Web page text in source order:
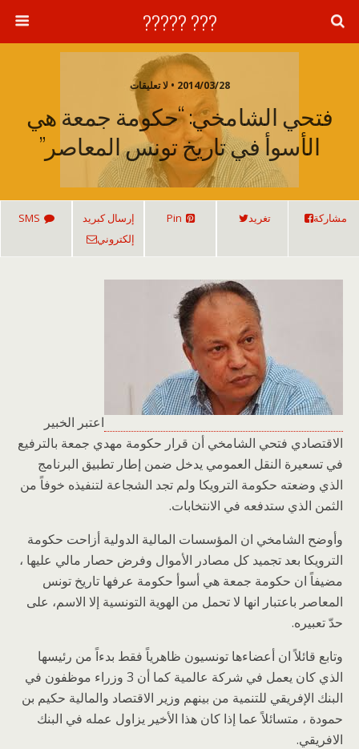
??? ?????
2014/03/28 • لا تعليقات
فتحي الشامخي: “حكومة جمعة هي
الأسوأ في تاريخ تونس المعاصر”
مشاركة تغريد Pin
إرسال كبريد
إلكتروني
SMS
اعتبر الخبير
الاقتصادي فتحي الشامخي أن قرار حكومة مهدي جمعة بالترفيع
في تسعيرة النقل العمومي يدخل ضمن إطار تطبيق البرنامج
الذي وضعته حكومة الترويكا ولم تجد الشجاعة لتنفيذه خوفاً من
الثمن الذي ستدفعه في الانتخابات.
وأوضح الشامخي ان المؤسسات المالية الدولية أزاحت حكومة
الترويكا بعد تجميد كل مصادر الأموال وفرض حصار مالي عليها ،
مضيفاً ان حكومة جمعة هي أسوأ حكومة عرفها تاريخ تونس
المعاصر باعتبار انها لا تحمل من الهوية التونسية إلا الاسم، على
حدّ تعبيره.
وتابع قائلاً ان أعضاءها تونسيون ظاهرياً فقط بدءاً من رئيسها
الذي كان يعمل في شركة عالمية كما أن 3 وزراء موظفون في
البنك الإفريقي للتنمية من بينهم وزير الاقتصاد والمالية حكيم بن
حمودة ، متسائلاً عما إذا كان هذا الأخير يزاول عمله في البنك
الافريقي.